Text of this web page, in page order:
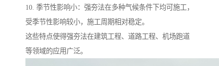
10. 季节性影响小：强夯法在多种气候条件下均可施工，
受季节性影响较小，施工周期相对稳定。
这些特点使得强夯法在建筑工程、道路工程、机场跑道
等领域的应用广泛。